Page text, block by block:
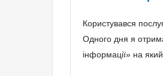
Користувався
Одного дня я
інформації» на